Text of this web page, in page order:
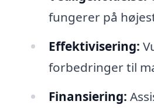
fungerer på
Effektivisering:
forbedringer til
Finansiering: